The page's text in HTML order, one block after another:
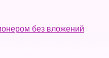
без вложений